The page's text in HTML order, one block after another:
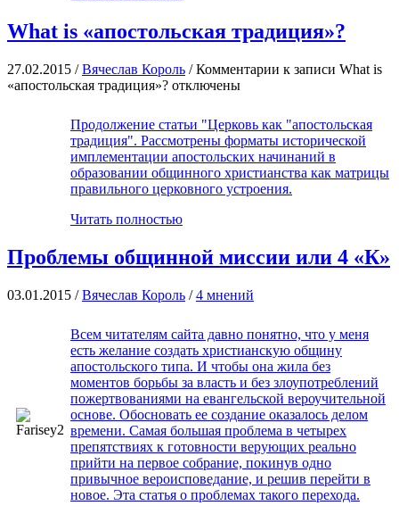
What is «апостольская традиция»?
27.02.2015 /Вячеслав Король /Комментарии к записи What is
«апостольская традиция»? отключены
Продолжение статьи "Церковь как "апостольская
традиция". Рассмотрены форматы исторической
имплементации апостольских начинаний в
образовании общинного христианства как матрицы
правильного церковного устроения.
Читать полностью
Проблемы общинной миссии или 4 «К»
03.01.2015 /Вячеслав Король /4 мнений
Всем читателям сайта давно понятно, что у меня
есть желание создать христианскую общину
апостольского типа. И чтобы она жила без
моментов борьбы за власть и без злоупотреблений
пожертвованиями на евангельской вероучительной
основе. Обосновать ее создание оказалось делом
времени. Самая большая проблема в четырех
препятствиях к готовности верующих реально
прийти на первое собрание, покинув одно
привычное вероисповедание, и решив перейти в
новое. Эта статья о проблемах такого перехода.